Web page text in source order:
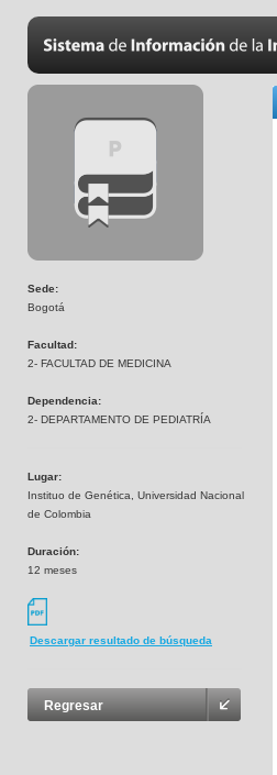
Sede:
Bogotá
Facultad:
2- FACULTAD DE MEDICINA
Dependencia:
2- DEPARTAMENTO DE PEDIATRÍA
Lugar:
Instituo de Genética, Universidad Nacional
de Colombia
Duración:
12 meses
Descargar resultado de búsqueda
Regresar